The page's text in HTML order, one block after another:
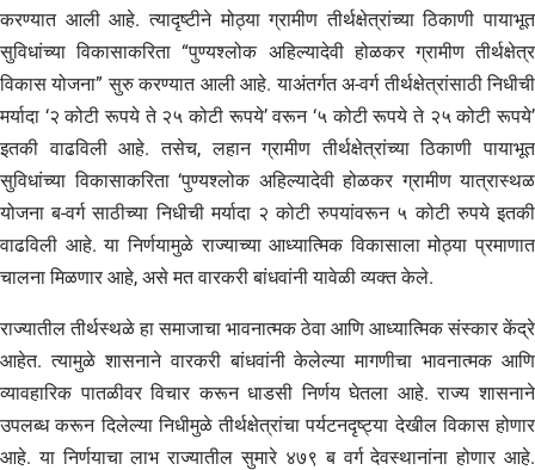
करण्यात आली आहे. त्यादृष्टीने मोठ्या ग्रामीण तीर्थक्षेत्रांच्या ठिकाणी पायाभूत
सुविधांच्या विकासाकरिता “पुण्यश्लोक अहिल्यादेवी होळकर ग्रामीण तीर्थक्षेत्र
विकास योजना” सुरु करण्यात आली आहे. याअंतर्गत अ-वर्ग तीर्थक्षेत्रांसाठी निधीची
मर्यादा ‘२ कोटी रूपये ते २५ कोटी रूपये’ वरून ‘५ कोटी रूपये ते २५ कोटी रूपये’
इतकी वाढविली आहे. तसेच, लहान ग्रामीण तीर्थक्षेत्रांच्या ठिकाणी पायाभूत
सुविधांच्या विकासाकरिता ‘पुण्यश्लोक अहिल्यादेवी होळकर ग्रामीण यात्रास्थळ
योजना ब-वर्ग साठीच्या निधीची मर्यादा २ कोटी रुपयांवरून ५ कोटी रुपये इतकी
वाढविली आहे. या निर्णयामुळे राज्याच्या आध्यात्मिक विकासाला मोठ्या प्रमाणात
चालना मिळणार आहे, असे मत वारकरी बांधवांनी यावेळी व्यक्त केले.
राज्यातील तीर्थस्थळे हा समाजाचा भावनात्मक ठेवा आणि आध्यात्मिक संस्कार केंद्रे
आहेत. त्यामुळे शासनाने वारकरी बांधवांनी केलेल्या मागणीचा भावनात्मक आणि
व्यावहारिक पातळीवर विचार करून धाडसी निर्णय घेतला आहे. राज्य शासनाने
उपलब्ध करून दिलेल्या निधीमुळे तीर्थक्षेत्रांचा पर्यटनदृष्ट्या देखील विकास होणार
आहे. या निर्णयाचा लाभ राज्यातील सुमारे ४७९ ब वर्ग देवस्थानांना होणार आहे.